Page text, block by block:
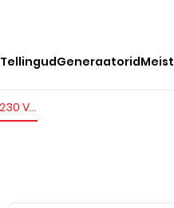
TellingudGeneraatoridMeist
Kruvikeeraja, 230 V, 1/4", 10 Nm